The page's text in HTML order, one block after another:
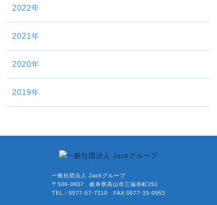
2022年
2021年
2020年
2019年
一般社団法人 Jackグループ
〒506-0807 岐阜県高山市三福寺町251
TEL：0577-57-7210 FAX:0577-33-0953